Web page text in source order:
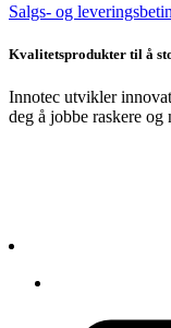
Salgs- og
Kvalitetsprodukter til å
Innotec utvikler
deg å jobbe raskere og